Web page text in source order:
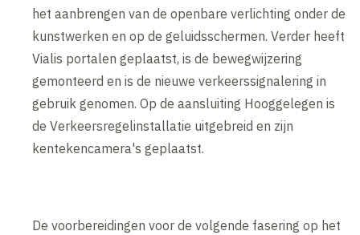
het aanbrengen van de openbare verlichting onder de
kunstwerken en op de geluidsschermen. Verder heeft
Vialis portalen geplaatst, is de bewegwijzering
gemonteerd en is de nieuwe verkeerssignalering in
gebruik genomen. Op de aansluiting Hooggelegen is
de Verkeersregelinstallatie uitgebreid en zijn
kentekencamera's geplaatst.
De voorbereidingen voor de volgende fasering op het